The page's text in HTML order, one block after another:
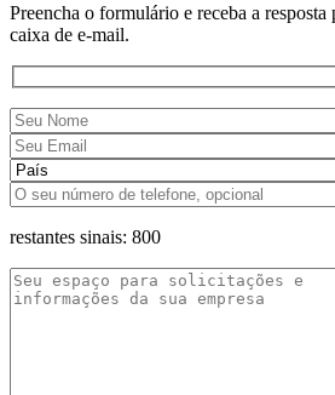
Preencha o formulário e receba a resposta
caixa de e-mail.
restantes sinais: 800